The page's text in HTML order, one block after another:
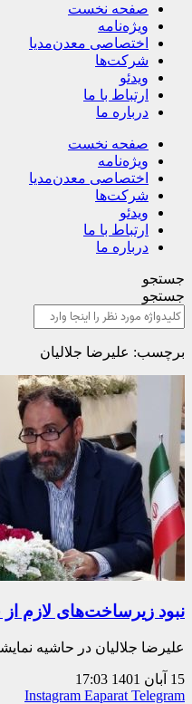
صفحه نخست
ویژه‌نامه
اختصاصی معدن‌مدیا
شرکت‌ها
ویدئو
ارتباط با ما
درباره ما
صفحه نخست
ویژه‌نامه
اختصاصی معدن‌مدیا
شرکت‌ها
ویدئو
ارتباط با ما
درباره ما
جستجو
جستجو
برچسب: علیرضا جلالیان
نبود زیرساخت‌های لازم
علیرضا جلالیان در حاشیه
15 آبان 1401
17:03
Instagram Eaparat Telegram